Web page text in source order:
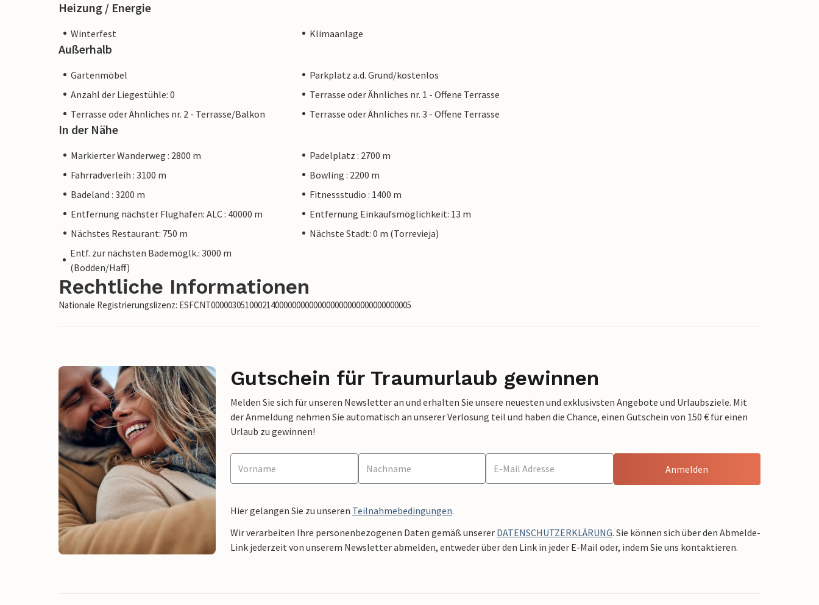
Heizung / Energie
Winterfest Klimaanlage
Außerhalb
Gartenmöbel
Parkplatz a.d. Grund/kostenlos
Anzahl der Liegestühle: 0
Terrasse oder Ähnliches nr. 1 - Offene Terrasse
Terrasse oder Ähnliches nr. 2 - Terrasse/Balkon
Terrasse oder Ähnliches nr. 3 - Offene Terrasse
In der Nähe
Markierter Wanderweg : 2800 m
Padelplatz : 2700 m
Fahrradverleih : 3100 m
Bowling : 2200 m
Badeland : 3200 m
Fitnessstudio : 1400 m
Entfernung nächster Flughafen: ALC : 40000 m
Entfernung Einkaufsmöglichkeit: 13 m
Nächstes Restaurant: 750 m
Nächste Stadt: 0 m (Torrevieja)
Entf. zur nächsten Bademöglk.: 3000 m
(Bodden/Haff)
Rechtliche Informationen
Nationale Registrierungslizenz: ESFCNT00000305100021400000000000000000000000000000005
Gutschein für Traumurlaub gewinnen
Melden Sie sich für unseren Newsletter an und erhalten Sie unsere neuesten und exklusivsten Angebote und Urlaubsziele. Mit
der Anmeldung nehmen Sie automatisch an unserer Verlosung teil und haben die Chance, einen Gutschein von 150 € für einen
Urlaub zu gewinnen!
Anmelden
Hier gelangen Sie zu unseren Teilnahmebedingungen.
Wir verarbeiten Ihre personenbezogenen Daten gemäß unserer DATENSCHUTZERKLÄRUNG. Sie können sich über den Abmelde-
Link jederzeit von unserem Newsletter abmelden, entweder über den Link in jeder E-Mail oder, indem Sie uns kontaktieren.